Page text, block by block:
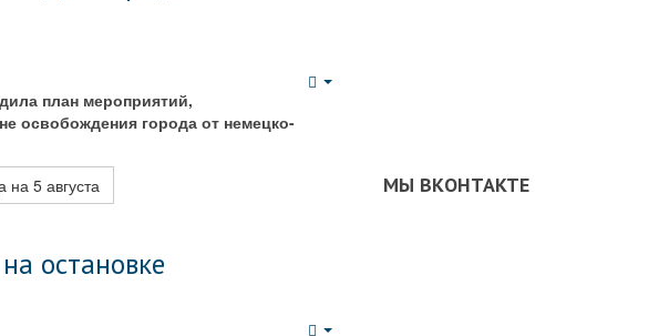
план мероприятий,
освобождения города от немецко-
5 августа
остановке
МЫ ВКОНТАКТЕ